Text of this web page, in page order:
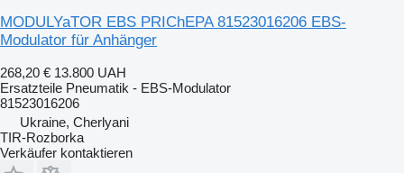
MODULYaTOR EBS PRIChEPA 81523016206 EBS-
Modulator für Anhänger
268,20 € 13.800 UAH
Ersatzteile Pneumatik - EBS-Modulator
81523016206
Ukraine, Cherlyani
TIR-Rozborka
Verkäufer kontaktieren